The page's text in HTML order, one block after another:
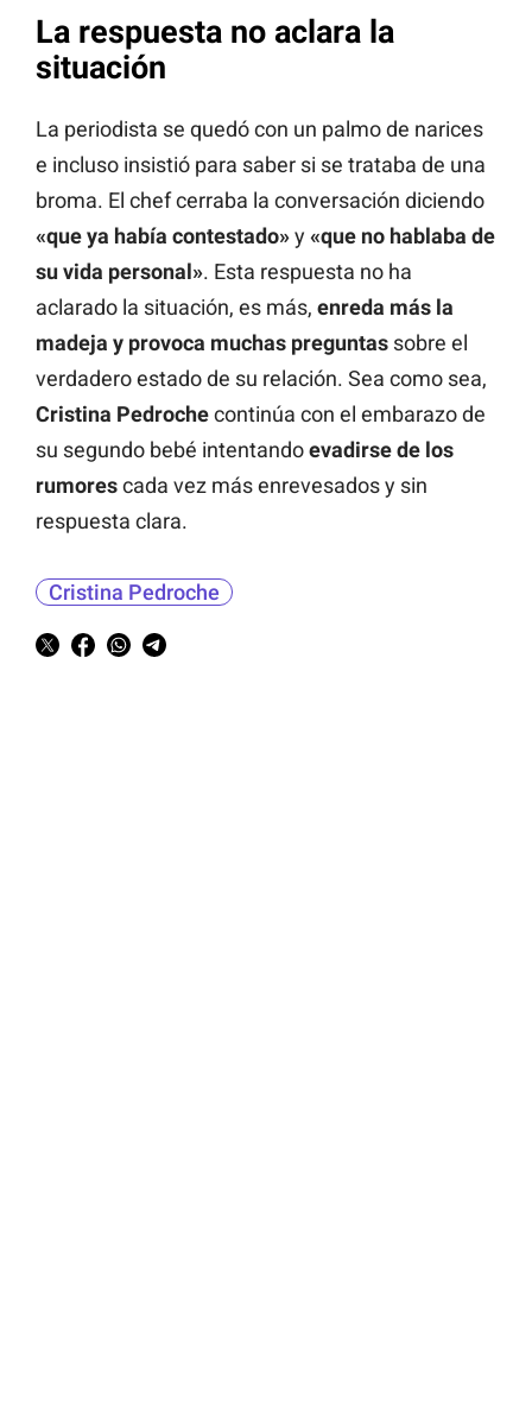
La respuesta no aclara la
situación
La periodista se quedó con un palmo de narices
e incluso insistió para saber si se trataba de una
broma. El chef cerraba la conversación diciendo
«que ya había contestado»y «que no hablaba de
su vida personal». Esta respuesta no ha
aclarado la situación, es más, enreda más la
madeja y provoca muchas preguntas sobre el
verdadero estado de su relación. Sea como sea,
Cristina Pedrochecontinúa con el embarazo de
su segundo bebé intentandoevadirse de los
rumorescada vez más enrevesados y sin
respuesta clara.
Cristina Pedroche